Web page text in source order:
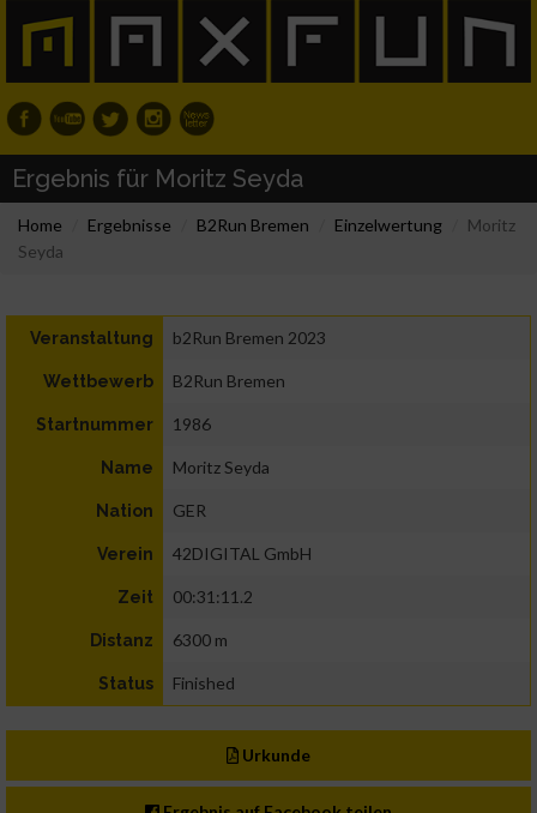
Ergebnis für Moritz Seyda
Home Ergebnisse B2Run Bremen Einzelwertung
Moritz
Seyda
Veranstaltung b2Run Bremen 2023
Wettbewerb B2Run Bremen
Startnummer 1986
Name Moritz Seyda
Nation GER
Verein 42DIGITAL GmbH
Zeit 00:31:11.2
Distanz 6300 m
Status Finished
Urkunde